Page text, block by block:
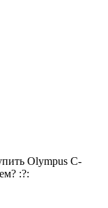
Olympus C-
:?: